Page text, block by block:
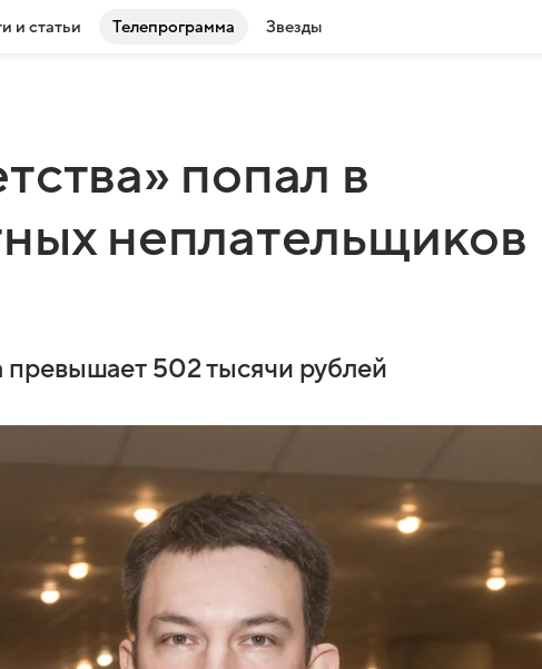
и статьи Телепрограмма Звезды
попал в
неплательщиков
502 тысячи рублей